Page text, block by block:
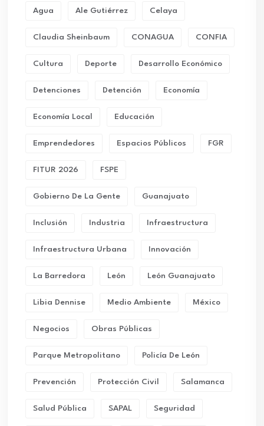
Agua Ale Gutiérrez Celaya
Claudia Sheinbaum CONAGUA CONFIA
Cultura Deporte Desarrollo Económico
Detenciones Detención Economía
Economía Local Educación
Emprendedores Espacios Públicos FGR
FITUR 2026 FSPE
Gobierno De La Gente Guanajuato
Inclusión Industria Infraestructura
Infraestructura Urbana Innovación
La Barredora León León Guanajuato
Libia Dennise Medio Ambiente México
Negocios Obras Públicas
Parque Metropolitano Policía De León
Prevención Protección Civil Salamanca
Salud Pública SAPAL Seguridad